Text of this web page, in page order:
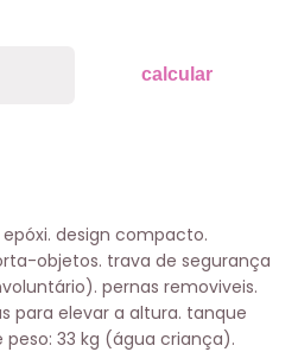
calcular
design compacto.
objetos. trava de segurança
pernas removiveis.
para elevar a altura. tanque
peso: 33 kg (água criança).